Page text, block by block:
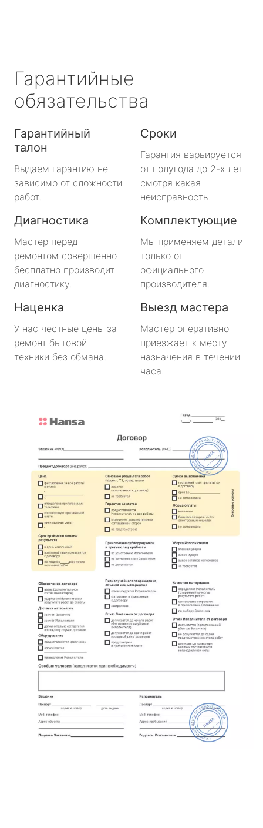
Гарантийные
обязательства
Гарантийный
талон
Выдаем гарантию не
зависимо от сложности
работ.
Сроки
Гарантия варьируется
от полугода до 2-х лет
смотря какая
неисправность.
Диагностика
Мастер перед
ремонтом совершенно
бесплатно производит
диагностику.
Комплектующие
Мы применяем детали
только от
официального
производителя.
Наценка
У нас честные цены за
ремонт бытовой
техники без обмана.
Выезд мастера
Мастер оперативно
приезжает к месту
назначения в течении
часа.